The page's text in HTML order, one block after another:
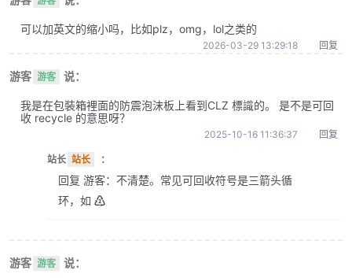
可以加英文的缩小吗，比如plz，omg，lol之类的
2026-03-29 13:29:18 回复
游客 游客 说：
我是在包裝箱裡面的防震泡沫板上看到CLZ 標識的。 是不是可回
收 recycle 的意思呀？
2025-10-16 11:36:37 回复
站长 站长 ：
回复 游客：不清楚。常见可回收符号是三箭头循
环，如 ♴
游客 游客 说：